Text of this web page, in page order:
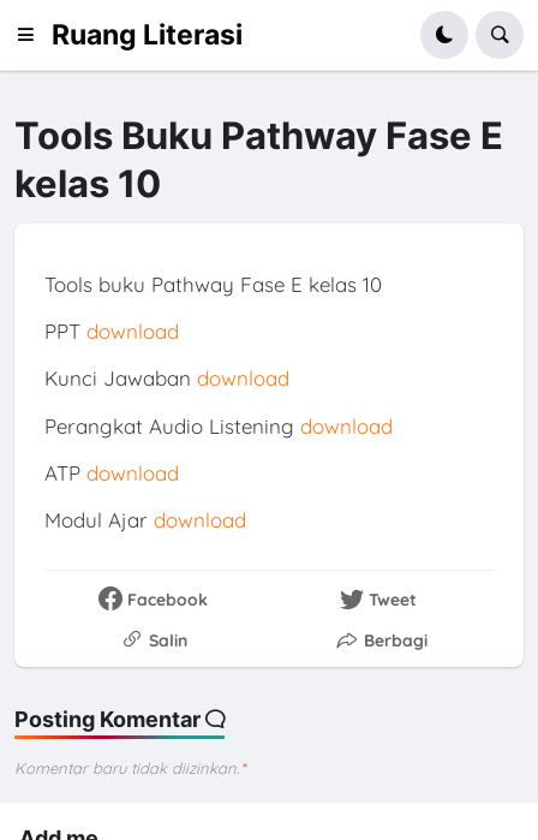
Ruang Literasi
Tools Buku Pathway Fase E
kelas 10
Tools buku Pathway Fase E kelas 10
PPT download
Kunci Jawaban download
Perangkat Audio Listening download
ATP download
Modul Ajar download
Facebook
Tweet
Salin
Berbagi
Posting Komentar
Komentar baru tidak diizinkan. *